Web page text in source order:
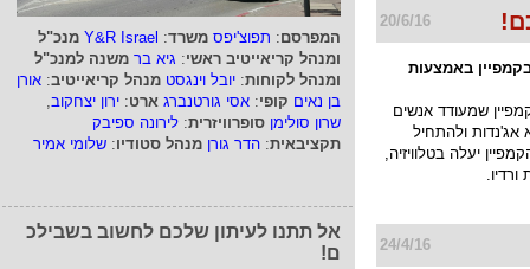
המפרסם: תפוצ'יפס משרד:
Y&R Israel מנכ"ל
ומנהל קריאייטיב ראשי: גיא בר משנה למנכ"ל
ומנהל לקוחות: יובל וינגסט מנהל קריאייטיב: אורן
בן נאים קופי: אסי גורטנברג ארט: ירון יצחקוב,
שרון סולימן סופרוויזרית: לירונה ספיבק
תקציבאית: הדר גורן מנהל סטודיו: שלומי אמיר
אל תתנו לעיתון שלכם לחשוב בשבילכ
ם!
20/6/16
באמצעות
שמעודד אנשים
אג'נדות ולהתחיל
יעלה בטלוויזיה,
ורדיו.
24/4/16